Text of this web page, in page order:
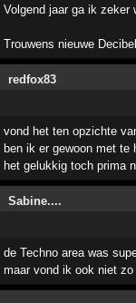
Volgend jaar ga ik zeker
Trouwens nieuwe
redfox83
vond het ten opzichte
ben ik er gewoon met te
het gelukkig toch prima
Sabine....
de Techno area was
maar vond ik ook niet zo